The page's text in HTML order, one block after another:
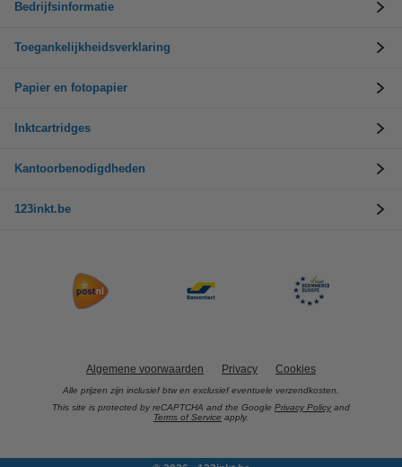
Bedrijfsinformatie
Toegankelijkheidsverklaring
Papier en fotopapier
Inktcartridges
Kantoorbenodigdheden
123inkt.be
Algemene voorwaarden Privacy Cookies
Alle prijzen zijn inclusief btw en exclusief eventuele verzendkosten.
This site is protected by reCAPTCHA and the Google Privacy Policy and
Terms of Service apply.